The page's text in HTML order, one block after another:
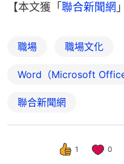
【本文獲「 聯合新聞網
職場 職場文化
Word（Microsoft Office
聯合新聞網
1 0